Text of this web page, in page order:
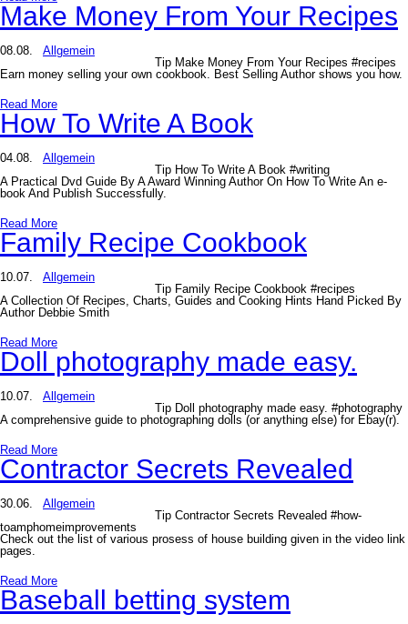
Make Money From Your Recipes
08.08.
Allgemein
Tip Make Money From Your Recipes #recipes
Earn money selling your own cookbook. Best Selling Author shows you how.
Read More
How To Write A Book
04.08.
Allgemein
Tip How To Write A Book #writing
A Practical Dvd Guide By A Award Winning Author On How To Write An e-
book And Publish Successfully.
Read More
Family Recipe Cookbook
10.07.
Allgemein
Tip Family Recipe Cookbook #recipes
A Collection Of Recipes, Charts, Guides and Cooking Hints Hand Picked By
Author Debbie Smith
Read More
Doll photography made easy.
10.07.
Allgemein
Tip Doll photography made easy. #photography
A comprehensive guide to photographing dolls (or anything else) for Ebay(r).
Read More
Contractor Secrets Revealed
30.06.
Allgemein
Tip Contractor Secrets Revealed #how-
toamphomeimprovements
Check out the list of various prosess of house building given in the video link
pages.
Read More
Baseball betting system